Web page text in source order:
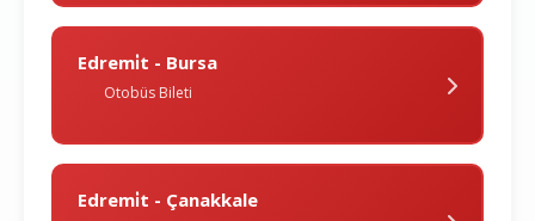
Edremi̇t - Bursa
Otobüs Bileti
Edremi̇t - Çanakkale